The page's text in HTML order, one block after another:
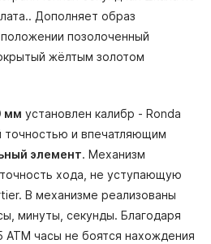
Дополняет образ
позолоченный
жёлтым золотом
мм установлен калибр - Ronda
точностью и впечатляющим
элемент. Механизм
хода, не уступающую
В механизме реализованы
минуты, секунды. Благодаря
АТМ часы не боятся нахождения